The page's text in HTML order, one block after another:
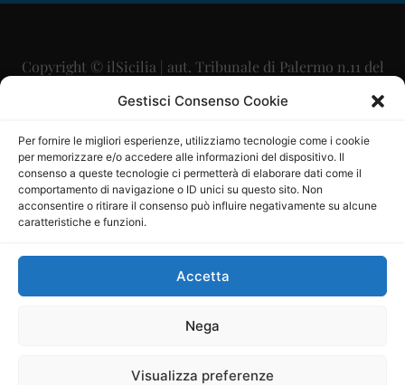
Gestisci Consenso Cookie
Per fornire le migliori esperienze, utilizziamo tecnologie come i cookie
per memorizzare e/o accedere alle informazioni del dispositivo. Il
consenso a queste tecnologie ci permetterà di elaborare dati come il
comportamento di navigazione o ID unici su questo sito. Non
acconsentire o ritirare il consenso può influire negativamente su alcune
caratteristiche e funzioni.
Accetta
Nega
Visualizza preferenze
Copyright © ilSicilia | aut. Tribunale di Palermo n.11 del
29/09/2015
Direttore Editoriale: Maurizio Scaglione
Direttore Responsabile: Maria Calabrese
P.IVA: 06334930820
Mercurio Comunicazione Società Cooperativa a r.l. è
iscritta al Registro degli Operatori di Comunicazione al